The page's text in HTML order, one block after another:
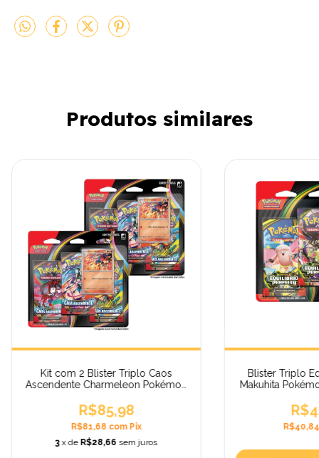
Produtos similares
Kit com 2 Blister Triplo Caos
Ascendente Charmeleon Pokémon
R$85,98
R$81,68 com Pix
3 x de R$28,66 sem juros
Blister Triplo
Makuhita